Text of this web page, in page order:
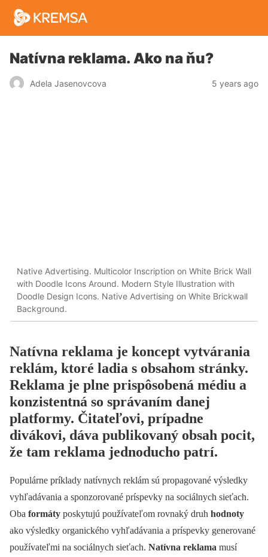
Natívna reklama. Ako na ňu?
Adela Jasenovcova 5 years ago
Native Advertising. Multicolor Inscription on White Brick Wall
with Doodle Icons Around. Modern Style Illustration with
Doodle Design Icons. Native Advertising on White Brickwall
Background.
Natívna reklama je koncept vytvárania
reklám, ktoré ladia s obsahom stránky.
Reklama je plne prispôsobená médiu a
konzistentná so správaním danej
platformy. Čitateľovi, prípadne
divákovi, dáva publikovaný obsah pocit,
že tam reklama jednoducho patrí.
Populárne príklady natívnych reklám sú propagované výsledky
vyhľadávania a sponzorované príspevky na sociálnych sieťach.
Oba formáty poskytujú používateľom rovnaký druh hodnoty
ako výsledky organického vyhľadávania a príspevky generované
používateľmi na sociálnych sieťach. Natívna reklama musí